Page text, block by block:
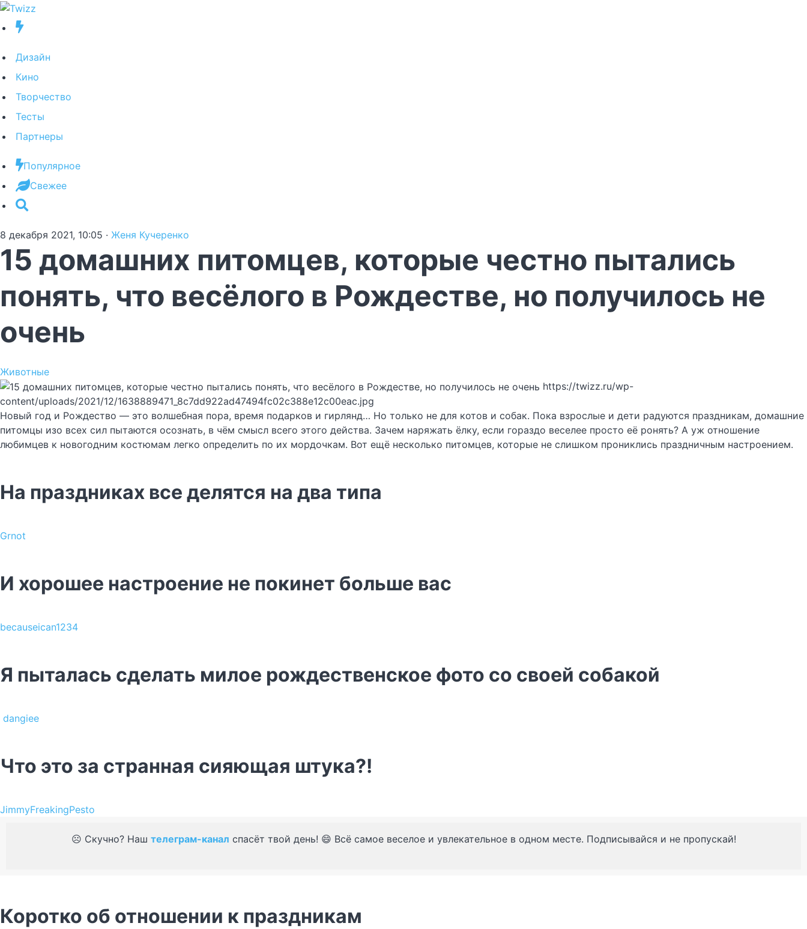
Дизайн
Кино
Творчество
Тесты
Партнеры
Популярное
Свежее
8 декабря 2021, 10:05 · Женя Кучеренко
15 домашних питомцев, которые честно пытались
понять, что весёлого в Рождестве, но получилось не
очень
Животные
https://twizz.ru/wp-
content/uploads/2021/12/1638889471_8c7dd922ad47494fc02c388e12c00eac.jpg
Новый год и Рождество — это волшебная пора, время подарков и гирлянд… Но только не для котов и собак. Пока взрослые и дети радуются праздникам, домашние
питомцы изо всех сил пытаются осознать, в чём смысл всего этого действа. Зачем наряжать ёлку, если гораздо веселее просто её ронять? А уж отношение
любимцев к новогодним костюмам легко определить по их мордочкам. Вот ещё несколько питомцев, которые не слишком прониклись праздничным настроением.
На праздниках все делятся на два типа
Grnot
И хорошее настроение не покинет больше вас
becauseican1234
Я пыталась сделать милое рождественское фото со своей собакой
dangiee
Что это за странная сияющая штука?!
JimmyFreakingPesto
☹️ Скучно? Наш телеграм-канал спасёт твой день! 😄 Всё самое веселое и увлекательное в одном месте. Подписывайся и не пропускай!
Коротко об отношении к праздникам